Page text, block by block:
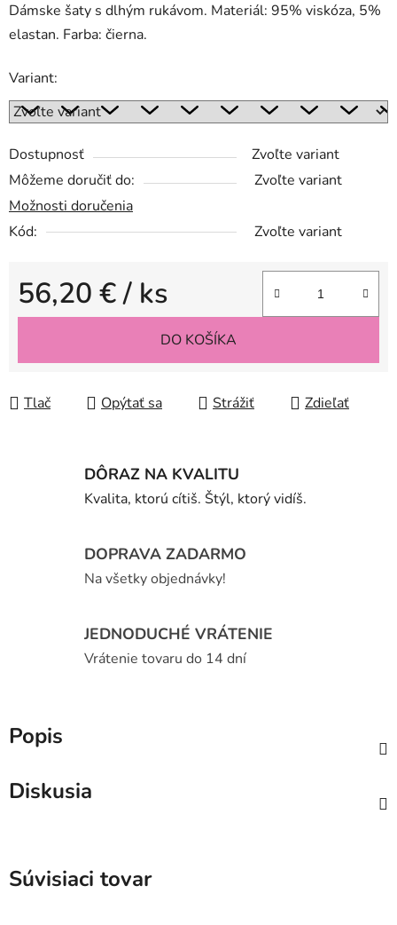
Dámske šaty s dlhým rukávom. Materiál: 95% viskóza, 5%
elastan. Farba: čierna.
Variant:
Dostupnosť
Zvoľte variant
Môžeme doručiť do:
Zvoľte variant
Možnosti doručenia
Kód:
Zvoľte variant
56,20 €/ ks
Jednotková cena:
DO KOŠÍKA
Tlač Opýtať sa Strážiť Zdieľať
DÔRAZ NA KVALITU
Kvalita, ktorú cítiš. Štýl, ktorý vidíš.
DOPRAVA ZADARMO
Na všetky objednávky!
JEDNODUCHÉ VRÁTENIE
Vrátenie tovaru do 14 dní
Popis
Diskusia
Súvisiaci tovar